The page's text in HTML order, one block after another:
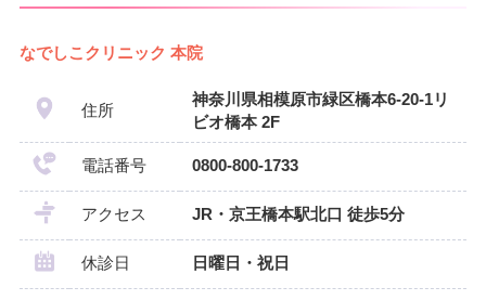
なでしこクリニック 本院
住所
神奈川県相模原市緑区橋本6-20-1リ
ビオ橋本 2F
電話番号 0800-800-1733
アクセス JR・京王橋本駅北口 徒歩5分
休診日 日曜日・祝日